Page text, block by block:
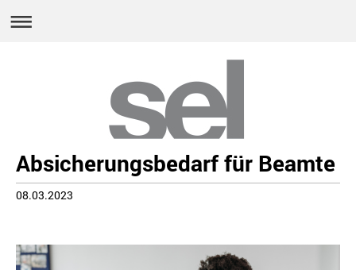
Absicherungsbedarf für Beamte
08.03.2023